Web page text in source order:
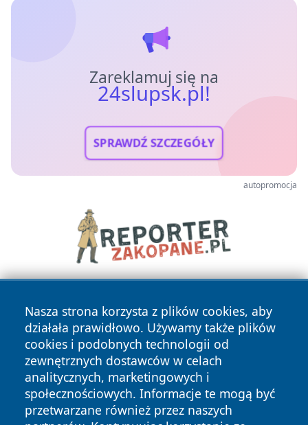
Zareklamuj się na
24slupsk.pl!
SPRAWDŹ SZCZEGÓŁY
autopromocja
Nasza strona korzysta z plików cookies, aby
działała prawidłowo. Używamy także plików
cookies i podobnych technologii od
zewnętrznych dostawców w celach
analitycznych, marketingowych i
społecznościowych. Informacje te mogą być
przetwarzane również przez naszych
Copyright © 2026 24slupsk.pl Wszystkie prawa zastrzeżone.